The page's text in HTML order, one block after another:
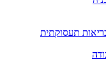
תעסוקתית